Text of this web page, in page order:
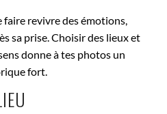
revivre des émotions,
sa prise. Choisir des lieux et
donne à tes photos un
fort.